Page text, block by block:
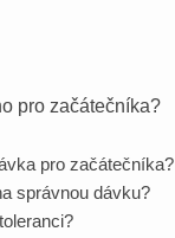
pro začátečníka?
pro začátečníka?
správnou dávku?